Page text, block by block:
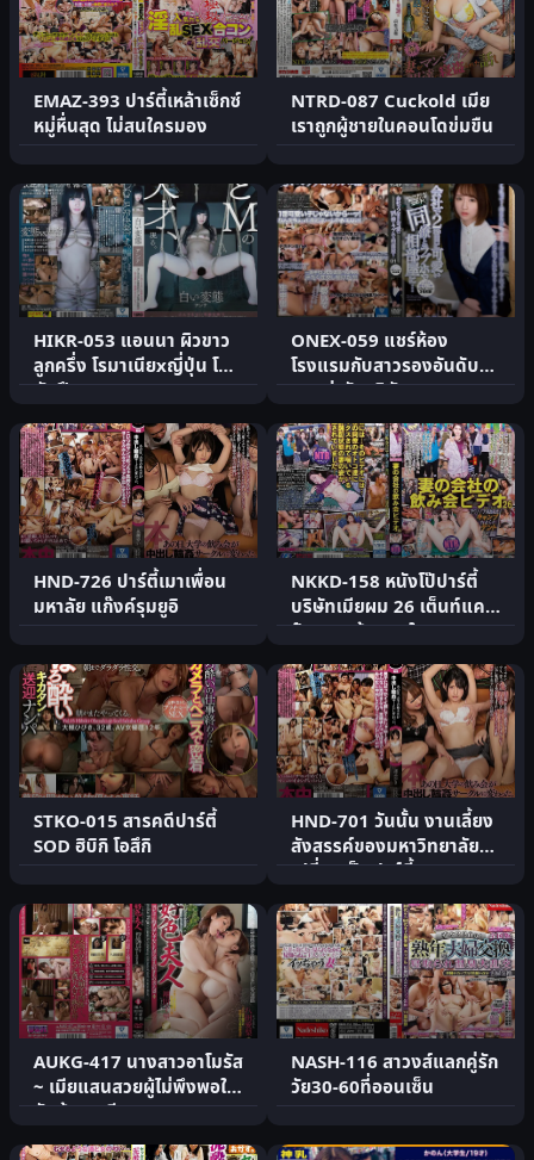
EMAZ-393 ปาร์ตี้เหล้าเซ็กซ์
หมู่หื่นสุด ไม่สนใครมอง
NTRD-087 Cuckold เมีย
เราถูกผู้ชายในคอนโดข่มขืน
HIKR-053 แอนนา ผิวขาว
ลูกครึ่ง โรมาเนียxญี่ปุ่น โดน
มัดฝึก
ONEX-059 แชร์ห้อง
โรงแรมกับสาวรองอันดับ
สองน่ารักบริษัท
HND-726 ปาร์ตี้เมาเพื่อน
มหาลัย แก๊งค์รุมยูอิ
NKKD-158 หนังโป๊ปาร์ตี้
บริษัทเมียผม 26 เต็นท์แคม
ป์กลางแจ้งนอกใจ
STKO-015 สารคดีปาร์ตี้
SOD ฮิบิกิ โอสึกิ
HND-701 วันนั้น งานเลี้ยง
สังสรรค์ของมหาวิทยาลัย
เปลี่ยนเป็นปาร์ตี้ฉ.
AUKG-417 นางสาวอาโมรัส
~ เมียแสนสวยผู้ไม่พึงพอใจ
กับผู้ชายเพียงคนเด.
NASH-116 สาวงส์แลกคู่รัก
วัย30-60ที่ออนเซ็น